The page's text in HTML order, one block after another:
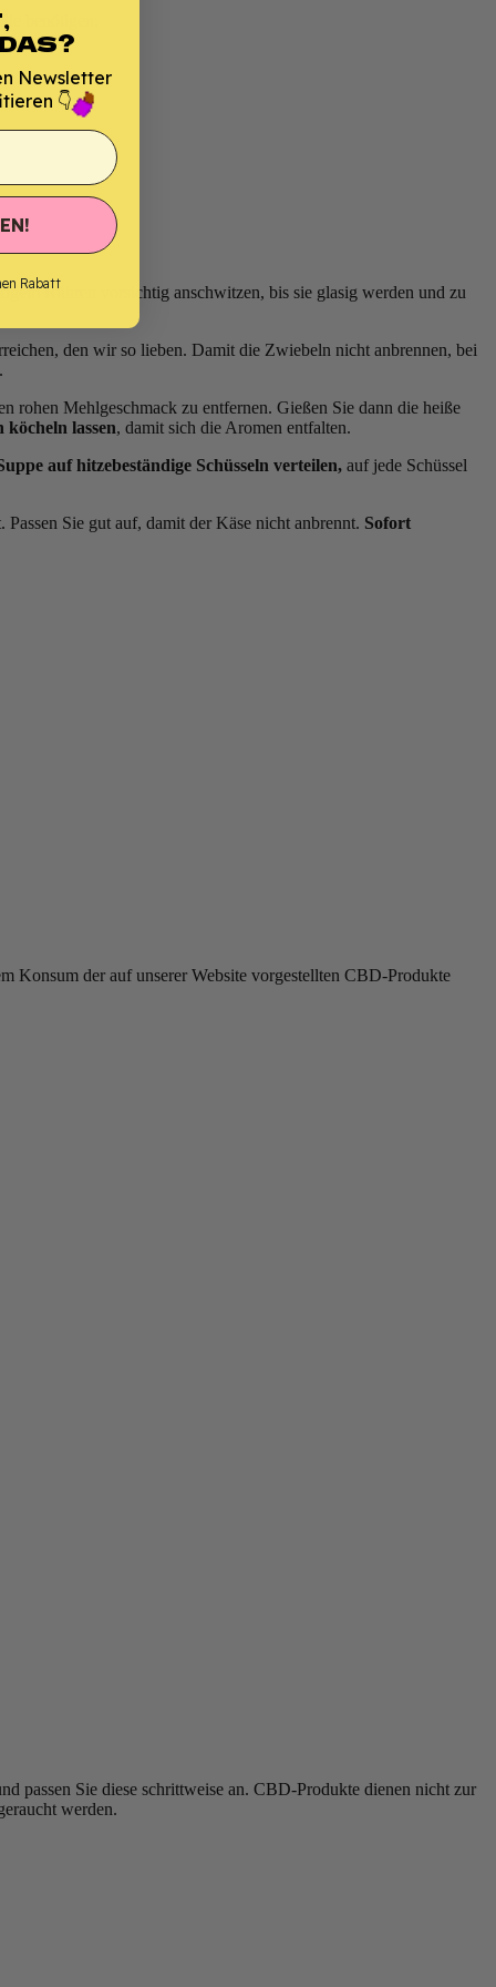
benötigen:
Rühren vorsichtig anschwitzen, bis sie glasig werden und zu
den wir so lieben. Damit die Zwiebeln nicht anbrennen, bei
rohen Mehlgeschmack zu entfernen. Gießen Sie dann die heiße
lassen, damit sich die Aromen entfalten.
auf hitzebeständige Schüsseln verteilen, auf jede Schüssel
Sie gut auf, damit der Käse nicht anbrennt. Sofort
Konsum der auf unserer Website vorgestellten CBD-Produkte
passen Sie diese schrittweise an. CBD-Produkte dienen nicht zur
werden.
Newsletter
👇
Rabatt